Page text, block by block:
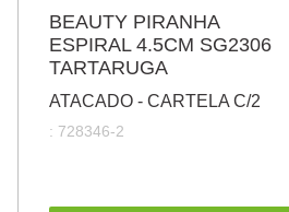
BEAUTY PIRANHA
ESPIRAL 4.5CM SG2306
TARTARUGA
ATACADO - CARTELA C/2
: 728346-2
pincel
cola
barbante
º fita